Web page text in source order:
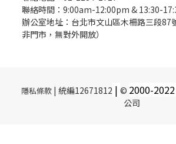
聯絡時間：9:00am-12:00pm & 13:30-
辦公室地址：台北市文山區木柵路三段87
非門市，無對外開放）
隱私條款| 統編12671812 | © 2000-2022
公司